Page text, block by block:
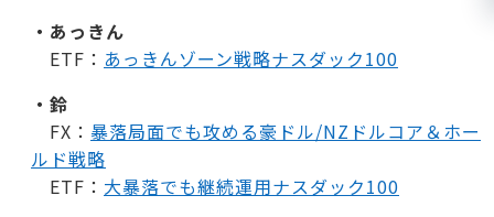
・あっきん
ETF： あっきんゾーン戦略ナスダック100
・鈴
FX： 暴落局面でも攻める豪ドル/NZドルコア＆ホー
ルド戦略
ETF： 大暴落でも継続運用ナスダック100